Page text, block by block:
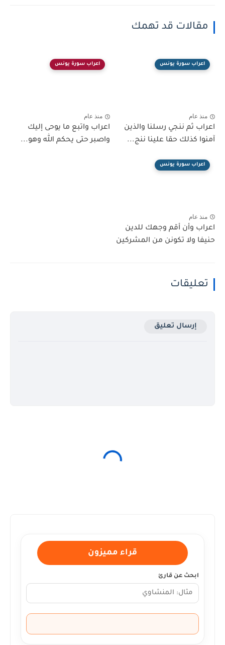
مقالات قد تهمك
اعراب سورة يونس
منذ عام
اعراب ثم ننجي رسلنا والذين
آمنوا كذلك حقا علينا ننج...
اعراب سورة يونس
منذ عام
اعراب واتبع ما يوحى إليك
واصبر حتى يحكم الله وهو...
اعراب سورة يونس
منذ عام
اعراب وأن أقم وجهك للدين
حنيفا ولا تكونن من المشركين
تعليقات
إرسال تعليق
قراء مميزون
ابحث عن قارئ